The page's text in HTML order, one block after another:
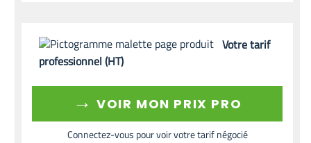
Votre tarif
professionnel (HT)
→ VOIR MON PRIX PRO
Connectez-vous pour voir votre tarif négocié